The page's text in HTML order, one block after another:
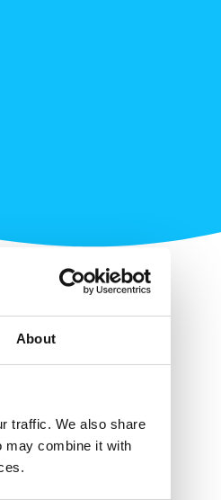
About
traffic. We also share
may combine it with